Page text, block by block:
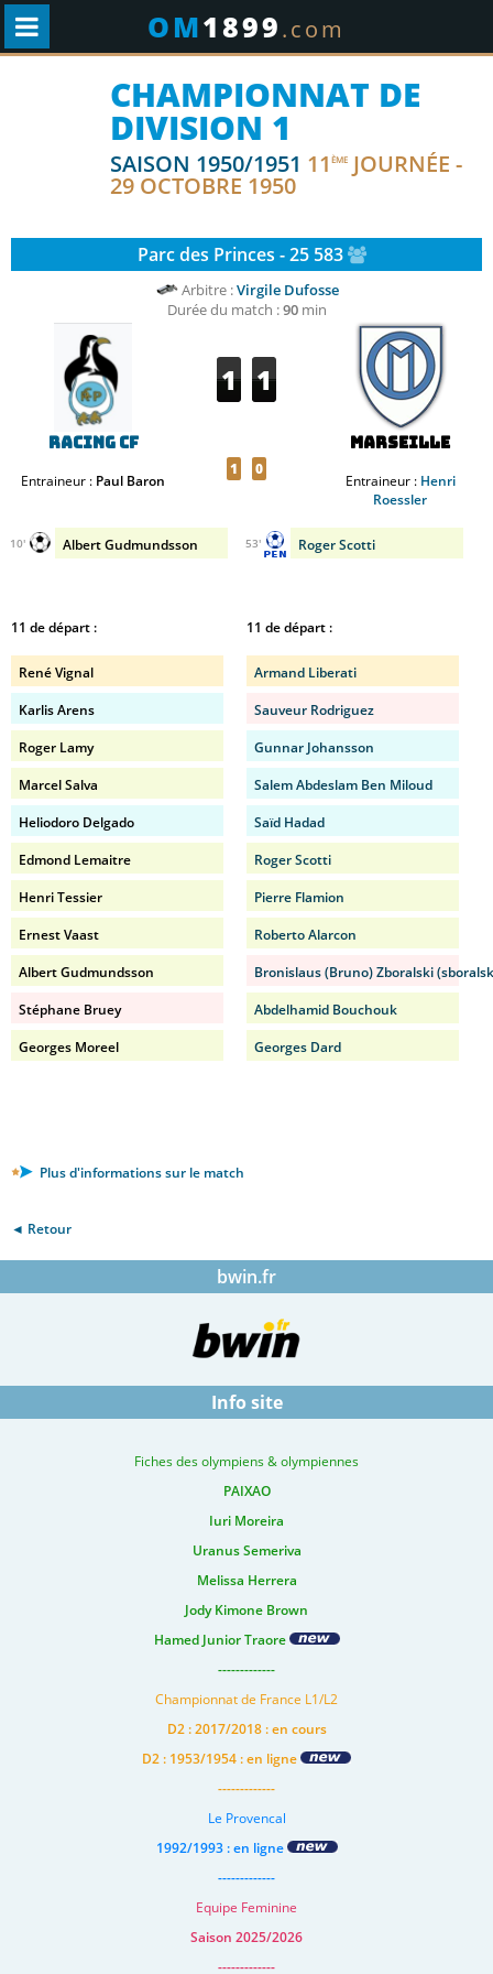
OM1899.com
CHAMPIONNAT DE
DIVISION 1
SAISON 1950/1951 11 ÈME JOURNÉE -
29 OCTOBRE 1950
Parc des Princes - 25 583
Arbitre :Virgile Dufosse
Durée du match :90min
Racing CF
Entraineur : Paul Baron
1 1
1 0
Marseille
Entraineur : Henri
Roessler
Albert Gudmundsson
10' Roger Scotti
53'
11 de départ :
René Vignal
Karlis Arens
Roger Lamy
Marcel Salva
Heliodoro Delgado
Edmond Lemaitre
Henri Tessier
Ernest Vaast
Albert Gudmundsson
Stéphane Bruey
Georges Moreel
11 de départ :
Armand Liberati
Sauveur Rodriguez
Gunnar Johansson
Salem Abdeslam Ben Miloud
Saïd Hadad
Roger Scotti
Pierre Flamion
Roberto Alarcon
Bronislaus (Bruno) Zboralski
Abdelhamid Bouchouk
Georges Dard
Plus d'informations sur le match
◄ Retour
bwin.fr
Info site
Fiches des olympiens & olympiennes
PAIXAO
Iuri Moreira
Uranus Semeriva
Melissa Herrera
Jody Kimone Brown
Hamed Junior Traore
-------------
Championnat de France L1/L2
D2 : 2017/2018 : en cours
D2 : 1953/1954 : en ligne
-------------
Le Provencal
1992/1993 : en ligne
-------------
Equipe Feminine
Saison 2025/2026
-------------